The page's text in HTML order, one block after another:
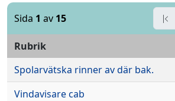
Sida 1 av 15
Rubrik
Spolarvätska rinner av där bak.
Vindavisare cab